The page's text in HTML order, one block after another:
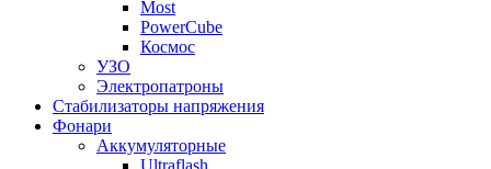
Most
PowerCube
Космос
УЗО
Электропатроны
Стабилизаторы напряжения
Фонари
Аккумуляторные
Ultraflash